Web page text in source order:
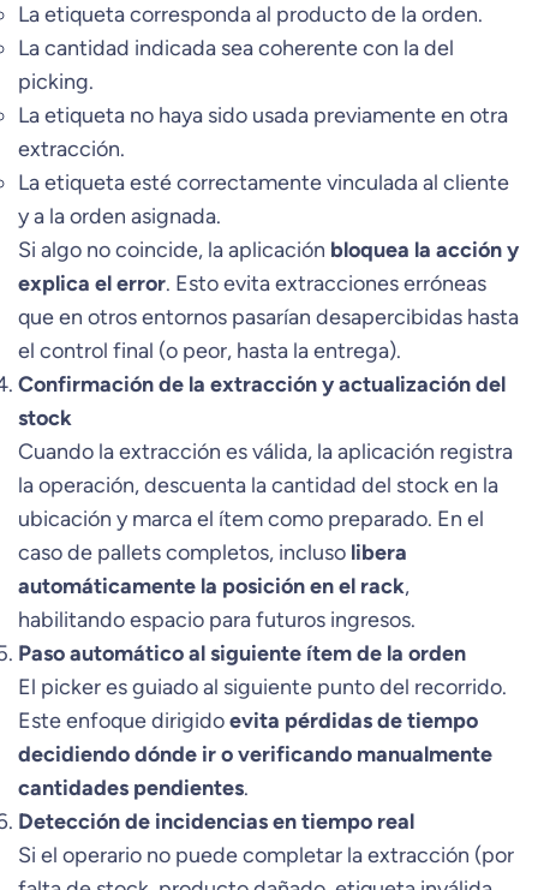
La etiqueta corresponda al producto de la orden.
La cantidad indicada sea coherente con la del
picking.
La etiqueta no haya sido usada previamente en otra
extracción.
La etiqueta esté correctamente vinculada al cliente
y a la orden asignada.
Si algo no coincide, la aplicación bloquea la acción y
explica el error. Esto evita extracciones erróneas
que en otros entornos pasarían desapercibidas hasta
el control final (o peor, hasta la entrega).
Confirmación de la extracción y actualización del
stock
Cuando la extracción es válida, la aplicación registra
la operación, descuenta la cantidad del stock en la
ubicación y marca el ítem como preparado. En el
caso de pallets completos, incluso libera
automáticamente la posición en el rack,
habilitando espacio para futuros ingresos.
Paso automático al siguiente ítem de la orden
El picker es guiado al siguiente punto del recorrido.
Este enfoque dirigidoevita pérdidas de tiempo
decidiendo dónde ir o verificando manualmente
cantidades pendientes.
Detección de incidencias en tiempo real
Si el operario no puede completar la extracción (por